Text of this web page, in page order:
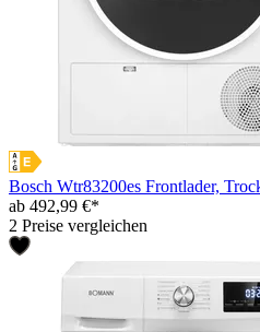
Bosch Wtr83200es Frontlader,
ab 492,99 €*
2 Preise vergleichen